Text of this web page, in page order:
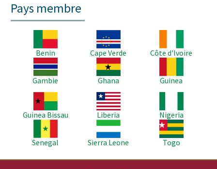
Pays membre
Benin
Image
Cape Verde
Côte d'Ivoire
Image
Gambie
Image
Ghana
Guinea
Image
Guinea Bissau
Image
Liberia
Nigeria
Senegal
Image
Sierra Leone
Image
Togo